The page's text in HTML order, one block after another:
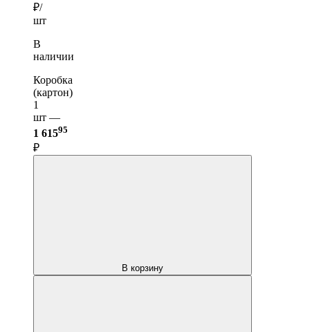
₽/
шт
В
наличии
Коробка
(картон)
1
шт —
1 61595
₽
В корзину